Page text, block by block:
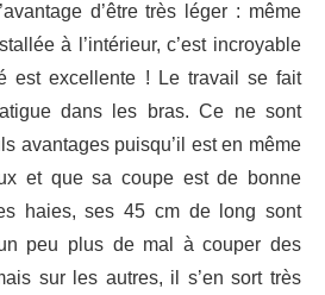
d’être très léger : même
à l’intérieur, c’est incroyable
est excellente ! Le travail se fait
dans les bras. Ce ne sont
avantages puisqu’il est en même
et que sa coupe est de bonne
haies, ses 45 cm de long sont
peu plus de mal à couper des
sur les autres, il s’en sort très